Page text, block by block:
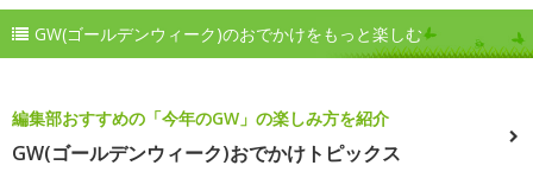
GW(ゴールデンウィーク)のおでかけをもっと楽しむ
編集部おすすめの「今年のGW」の楽しみ方を紹介
GW(ゴールデンウィーク)おでかけトピックス